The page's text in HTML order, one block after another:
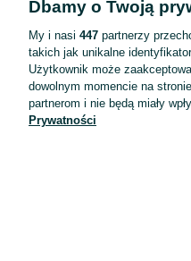
Wyróżnione ogłoszenia
Oferta dla firm
Blog
Regulamin
Polityka prywatności
Dbamy o Twoją
My i nasi 447 partnerzy
takich jak unikalne
Użytkownik może
dowolnym momencie na
partnerom i nie będą miały
Prywatności